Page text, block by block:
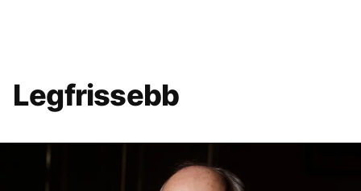
Legfrissebb